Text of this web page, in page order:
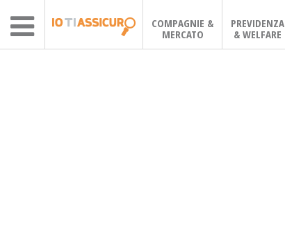
COMPAGNIE &
MERCATO
PREVIDENZA
& WELFARE